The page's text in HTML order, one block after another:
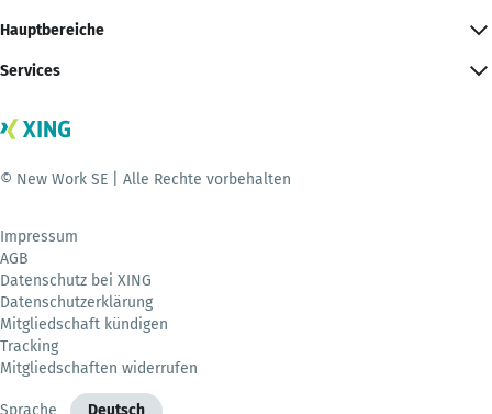
Hauptbereiche
Services
© New Work SE | Alle Rechte vorbehalten
Impressum
AGB
Datenschutz bei XING
Datenschutzerklärung
Mitgliedschaft kündigen
Tracking
Mitgliedschaften widerrufen
Sprache Deutsch